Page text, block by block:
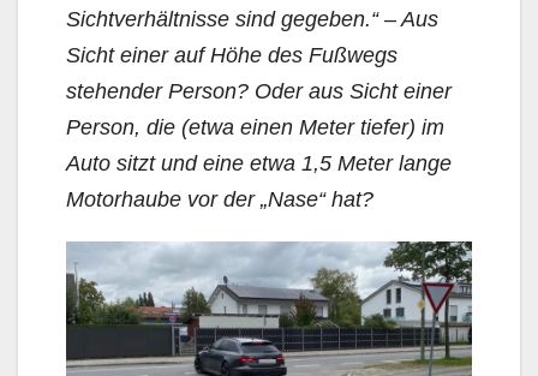
Sichtverhält­nisse sind gegeben.“ – Aus
Sicht einer auf Höhe des Fußwegs
stehender Person? Oder aus Sicht einer
Person, die (etwa einen Meter tiefer) im
Auto sitzt und eine etwa 1,5 Meter lange
Motorhaube vor der „Nase“ hat?